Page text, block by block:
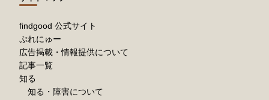
findgood 公式サイト
ぷれにゅー
広告掲載・情報提供について
記事一覧
知る
知る・障害について